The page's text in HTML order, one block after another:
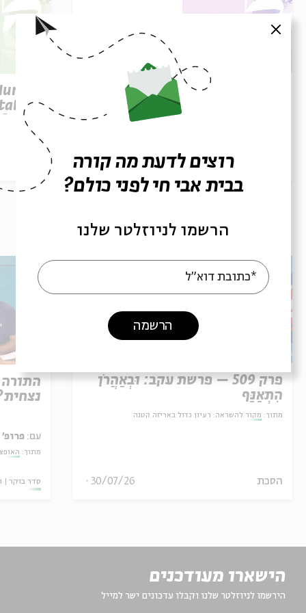
Parashat Re’eh – To See
Beyond | Rabbi Shai
28/07/26
עוד בבית אבי חי
פרק 509 – פרשת עקב: וּבְאַהֲרֹן
הִתְאַנַּף
מתוך: מקור להשראה: רעיון גדול באריזה קטנה
הסכת 30/07/26
עם: פרופ'
מתוך:
סדר בוקר
הישארו מעודכנים
הירשמו לניוזלטר שלנו וקבלו עדכונים ישר למייל
סגור
רוצים לדעת מה קורה
בבית אבי חי לפני כולם?
הרשמו לניוזלטר שלנו
*כתובת דוא"ל
הרשמה